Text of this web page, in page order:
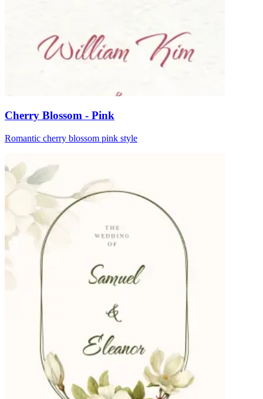
Cherry Blossom - Pink
Romantic cherry blossom pink style